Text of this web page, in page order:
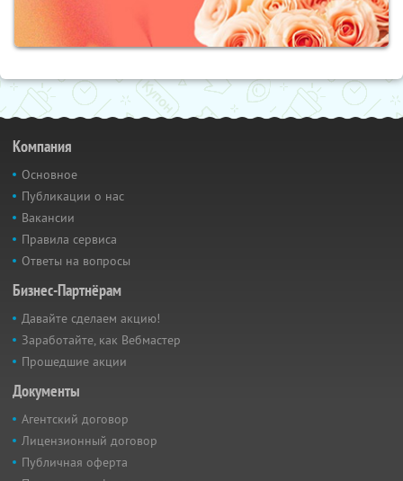
Компания
Основное
Публикации о нас
Вакансии
Правила сервиса
Ответы на вопросы
Бизнес-Партнёрам
Давайте сделаем акцию!
Заработайте, как Вебмастер
Прошедшие акции
Документы
Агентский договор
Лицензионный договор
Публичная оферта